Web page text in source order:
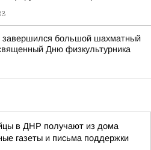
большой шахматный
Дню физкультурника
в ДНР получают из дома
газеты и письма поддержки